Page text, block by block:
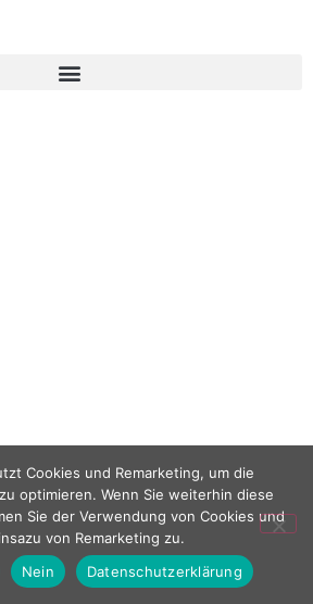
Cookies und Remarketing, um die
optimieren. Wenn Sie weiterhin diese
Sie der Verwendung von Cookies und
von Remarketing zu.
Nein Datenschutzerklärung